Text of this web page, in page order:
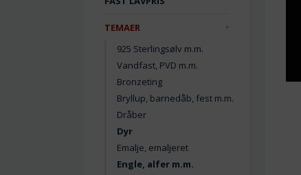
TEMAER
925 Sterlingsølv m.m.
Vandfast, PVD m.m.
Bronzeting
Bryllup, barnedåb, fest m.m.
Dråber
Dyr
Emalje, emaljeret
Engle, alfer m.m.